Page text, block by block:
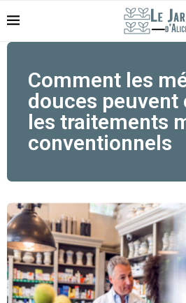
Comment les
douces
les traitements
conventionnels